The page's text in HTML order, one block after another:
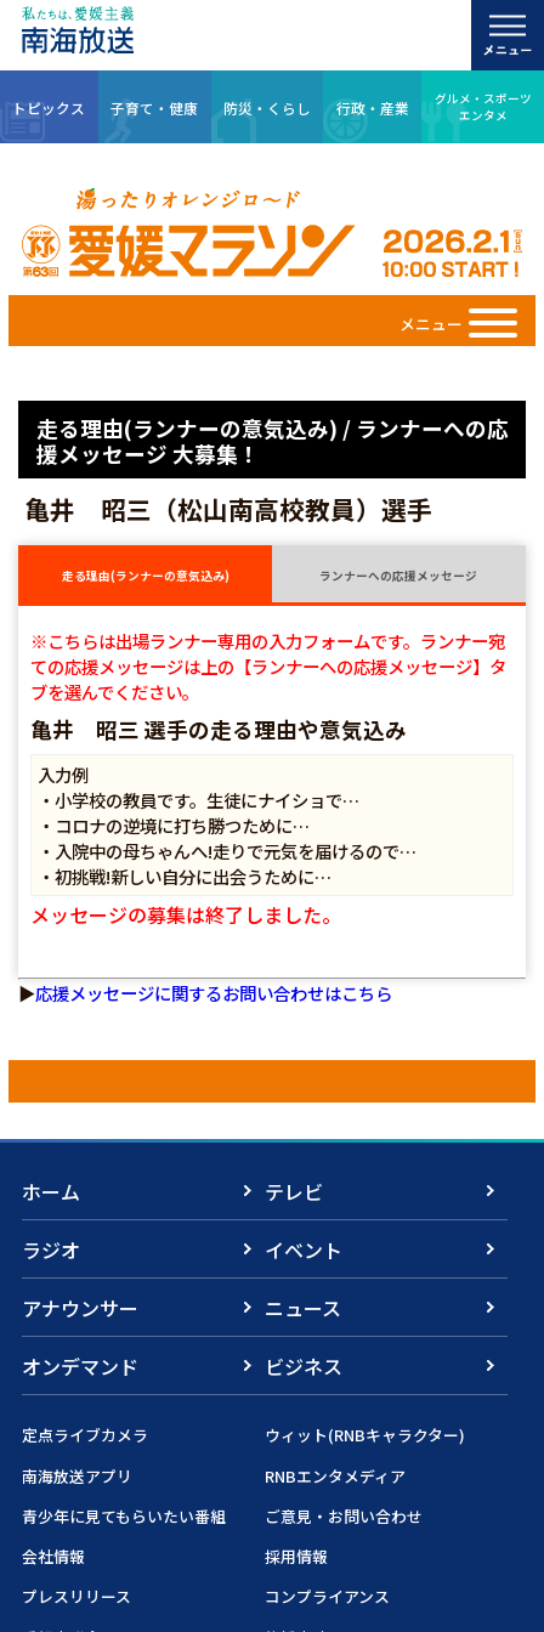
トピックス 子育て・健康 防災・くらし 行政・産業
グルメ・スポーツ
エンタメ
メニュー
走る理由(ランナーの意気込み) / ランナーへの応
援メッセージ 大募集！
亀井 昭三（松山南高校教員）選手
走る理由(ランナーの意気込み) ランナーへの応援メッセージ
※こちらは出場ランナー専用の入力フォームです。ランナー宛
ての応援メッセージは上の【ランナーへの応援メッセージ】タ
ブを選んでください。
亀井 昭三 選手の走る理由や意気込み
入力例
・小学校の教員です。生徒にナイショで…
・コロナの逆境に打ち勝つために…
・入院中の母ちゃんへ!走りで元気を届けるので…
・初挑戦!新しい自分に出会うために…
メッセージの募集は終了しました。
▶応援メッセージに関するお問い合わせはこちら
ホーム
テレビ
ラジオ
イベント
アナウンサー
ニュース
オンデマンド
ビジネス
定点ライブカメラ
ウィット(RNBキャラクター)
南海放送アプリ
RNBエンタメディア
青少年に見てもらいたい番組
ご意見・お問い合わせ
会社情報
採用情報
プレスリリース
コンプライアンス